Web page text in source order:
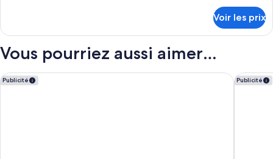
single
standard
le
de
single
standard
Voir les prix
Vous pourriez aussi aimer…
Publicité
Golden Tulip Villepinte Roissy Parc des Expositions Publicité
Hôtel